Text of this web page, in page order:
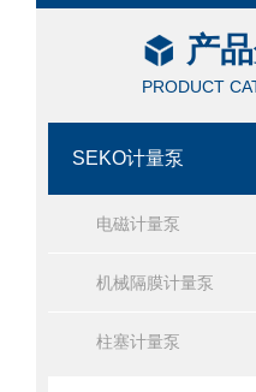
产
PRODUCT
SEKO计量泵
电磁计量泵
机械隔膜计量泵
柱塞计量泵